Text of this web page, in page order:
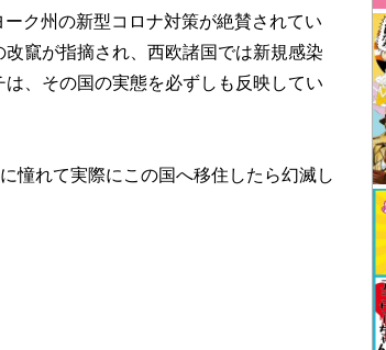
ク州の新型コロナ対策が絶賛されてい
竄が指摘され、西欧諸国では新規感染
、その国の実態を必ずしも反映してい
憧れて実際にこの国へ移住したら幻滅し